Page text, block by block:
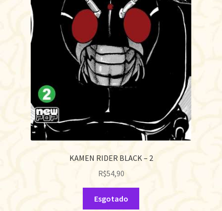
KAMEN RIDER BLACK – 2
R$54,90
Esgotado